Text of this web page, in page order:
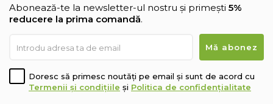
Abonează-te la newsletter-ul nostru și primești 5%
reducere la prima comandă.
Doresc să primesc noutăți pe email și sunt de acord cu
Termenii și condițiile și Politica de confidențialitate